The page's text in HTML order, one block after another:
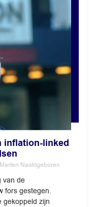
inflation-linked
Marten Naaktgeboren
van de
fors gestegen.
gekoppeld zijn